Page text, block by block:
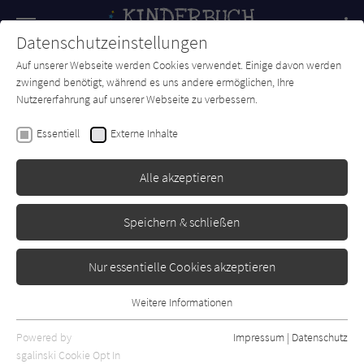
SUCHE Forum Charts Newsletter
Guojing
Standard
Alle Altersgruppen anzeigen
Datenschutzeinstellungen
Auf unserer Webseite werden Cookies verwendet. Einige davon werden
zwingend benötigt, während es uns andere ermöglichen, Ihre
Nutzererfahrung auf unserer Webseite zu verbessern.
Essentiell Externe Inhalte
Alle akzeptieren
Speichern & schließen
Nur essentielle Cookies akzeptieren
Essentielle Cookies werden für grundlegende Funktionen der
Webseite benötigt. Dadurch ist gewährleistet, dass die Webseite
Weitere Informationen
Powered by
sgalinski Cookie Opt In
Impressum | Datenschutz